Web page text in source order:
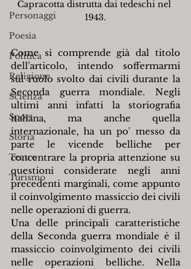
Personaggi
Poesia
Politica
Religione
Scienza
Sport
Storia
Teatro
Turismo
Capracotta distrutta dai tedeschi nel
1943.
Come si comprende già dal titolo
dell'articolo, intendo soffermarmi
sul ruolo svolto dai civili durante la
Seconda guerra mondiale. Negli
ultimi anni infatti la storiografia
italiana, ma anche quella
internazionale, ha un po' messo da
parte le vicende belliche per
concentrare la propria attenzione su
questioni considerate negli anni
precedenti marginali, come appunto
il coinvolgimento massiccio dei civili
nelle operazioni di guerra.
Una delle principali caratteristiche
della Seconda guerra mondiale è il
massiccio coinvolgimento dei civili
nelle operazioni belliche. Nella